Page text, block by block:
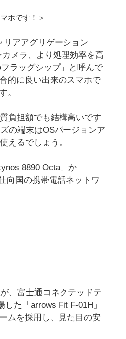
ホです！＞
リアアグリゲーション
メラ、より処理効率を高
ラッグシップ」と呼んで
的に良い出来のスマホで
。
負担額でも結構高いです
の端末はOSバージョンア
えるでしょう。
8890 Octa」か
向国の携帯電話ネットワ
、富士通コネクテッドテ
た「arrows Fit F-01H」
ムを採用し、見た目の安